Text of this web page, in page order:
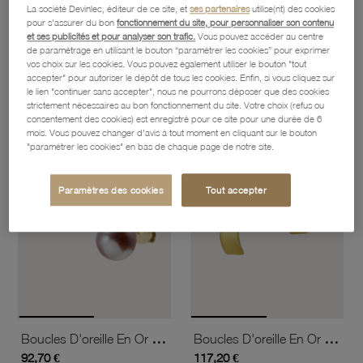
Boucles D'oreille En Bronze Plaqué Or Rose Et Oxydes De Zirconium
43,90 € 165,90 €
favorite_borderAjouter à vos favoris
Boucles D'oreille En Or Jaune, Perle De Culture
92,70 €
favorite_border
Boucles D'oreille En Or Jaune, Vague
117,20 €
La société Devinlec, éditeur de ce site, etses partenairesutilise(nt) des cookies
pour s'assurer du bonfonctionnement du site, pour personnaliser son contenu
et ses publicités et pour analyser son trafic. Vous pouvez accéder au centre
de paramétrage en utilisant le bouton “paramétrer les cookies” pour exprimer
vos choix sur les cookies. Vous pouvez également utiliser le bouton "tout
accepter" pour autoriser le dépôt de tous les cookies. Enfin, si vous cliquez sur
le lien "continuer sans accepter", nous ne pourrons déposer que des cookies
strictement nécessaires au bon fonctionnement du site. Votre choix (refus ou
consentement des cookies) est enregistré pour ce site pour une durée de 6
mois. Vous pouvez changer d'avis à tout moment en cliquant sur le bouton
"paramétrer les cookies" en bas de chaque page de notre site.
Paramètres des cookies Tout accepter